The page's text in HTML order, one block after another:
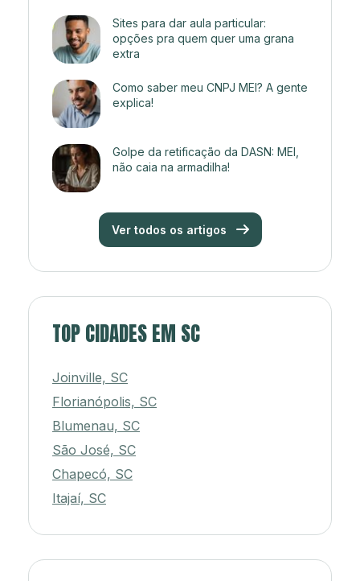
Sites para dar aula particular:
opções pra quem quer uma grana
extra
Como saber meu CNPJ MEI? A gente
explica!
Golpe da retificação da DASN: MEI,
não caia na armadilha!
Ver todos os artigos
TOP CIDADES EM SC
Joinville, SC
Florianópolis, SC
Blumenau, SC
São José, SC
Chapecó, SC
Itajaí, SC